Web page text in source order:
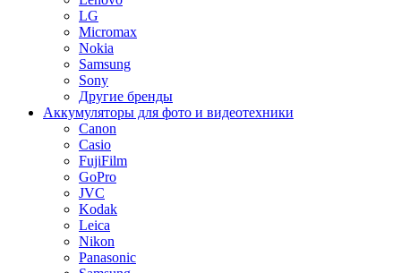
LG
Micromax
Nokia
Samsung
Sony
Другие бренды
Аккумуляторы для фото и видеотехники
Canon
Casio
FujiFilm
GoPro
JVC
Kodak
Leica
Nikon
Panasonic